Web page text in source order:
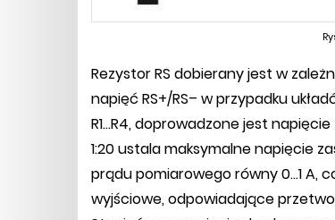
Rezystor RS dobierany jest w
napięć RS+/RS– w przypadku
R1...R4, doprowadzone jest
1:20 ustala maksymalne napięcie
prądu pomiarowego równy 0...1 A,
wyjściowe, odpowiadające